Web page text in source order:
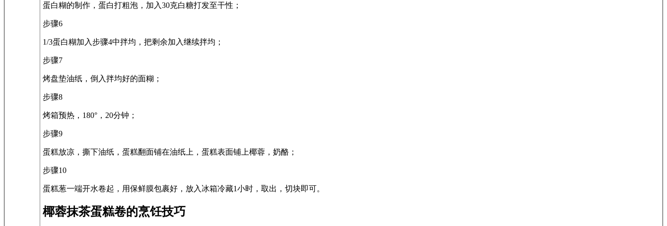
蛋白糊的制作，蛋白打粗泡，加入30克白糖打发至干性；
步骤6
1/3蛋白糊加入步骤4中拌均，把剩余加入继续拌均；
步骤7
烤盘垫油纸，倒入拌均好的面糊；
步骤8
烤箱预热，180°，20分钟；
步骤9
蛋糕放凉，撕下油纸，蛋糕翻面铺在油纸上，蛋糕表面铺上椰蓉，奶酪；
步骤10
蛋糕葱一端开水卷起，用保鲜膜包裹好，放入冰箱冷藏1小时，取出，切块即可。
椰蓉抹茶蛋糕卷的烹饪技巧